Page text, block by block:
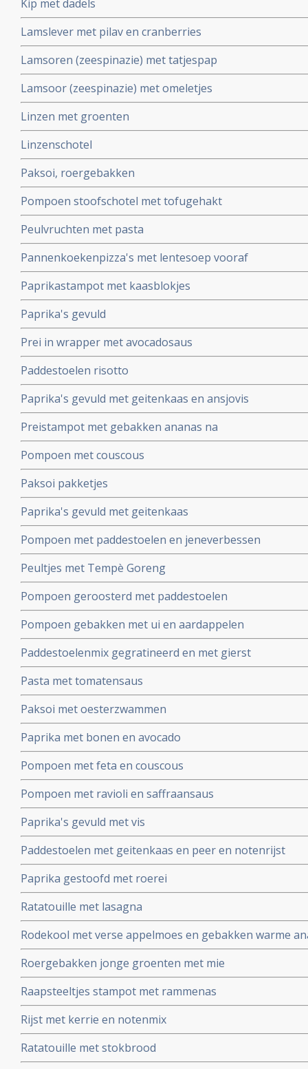
Kip met dadels
Lamslever met pilav en cranberries
Lamsoren (zeespinazie) met tatjespap
Lamsoor (zeespinazie) met omeletjes
Linzen met groenten
Linzenschotel
Paksoi, roergebakken
Pompoen stoofschotel met tofugehakt
Peulvruchten met pasta
Pannenkoekenpizza's met lentesoep vooraf
Paprikastampot met kaasblokjes
Paprika's gevuld
Prei in wrapper met avocadosaus
Paddestoelen risotto
Paprika's gevuld met geitenkaas en ansjovis
Preistampot met gebakken ananas na
Pompoen met couscous
Paksoi pakketjes
Paprika's gevuld met geitenkaas
Pompoen met paddestoelen en jeneverbessen
Peultjes met Tempè Goreng
Pompoen geroosterd met paddestoelen
Pompoen gebakken met ui en aardappelen
Paddestoelenmix gegratineerd en met gierst
Pasta met tomatensaus
Paksoi met oesterzwammen
Paprika met bonen en avocado
Pompoen met feta en couscous
Pompoen met ravioli en saffraansaus
Paprika's gevuld met vis
Paddestoelen met geitenkaas en peer en notenrijst
Paprika gestoofd met roerei
Ratatouille met lasagna
Rodekool met verse appelmoes en gebakken warme
Roergebakken jonge groenten met mie
Raapsteeltjes stampot met rammenas
Rijst met kerrie en notenmix
Ratatouille met stokbrood